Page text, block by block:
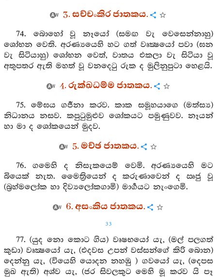
3. සච්චංකිර ජාතකය.
74. බොහෝ වූ නෑයෝ (සමඟ වැ වෙසෙන්නාහු)
ශෝභන වෙති. අරණ්‍යයෙහි හට ගත් වෘක්‍ෂයෝ පවා (ඝන
වැ සිටියාහු) ශෝභන වෙත්, වාතය එකලා වැ සිටියා වූ
අතුපතර ඇති මහත් වූ වනදෙටු රුක ද මුලිනුපුටා හෙළයි.
4. රුක්ඛධම්ම ජාතකය.
75. මේඝය ගර්‍ජනා කරව. කාක සමූහයාගෙ (මත්ස්‍ය)
නිධානය නසව. කපුටුමුළුව ශෝකයට පමුණුවව. නෑයන්
හා මා ද ශෝකයෙන් මුදව.
5. මච්ඡ ජාතකය.
76. ගමෙහි ද නිසැකයෙම් වෙමි. අරණ්‍යයෙහි මට
බියෙක් නැත. මෛත්‍රියෙන් ද කරුණාවෙන් ද ඍජු වූ
(බ්‍රහ්මලෝක හා දිව්‍යලෝකගාමි) මාර්‍ගයට නැංගෙමි.
6. අසංකිය ජාතකය.
33
77. (යුද නො කොට ගිය) වෘෂභයෝ යැ, (මල් පලගත්
කුඩා) වෘක්‍ෂයෝ යැ, (එදවස උපන් වස්සන්ගේ කිරි බොන)
දෙන්නු යැ, (වියෙහි යොදන නහඹු ) ගවයෝ යැ, (දෙපස
මුඛ ඇති) අශ්ව යැ, (ජර සිවලකුට මෙහි මූ කරව යි පෑ